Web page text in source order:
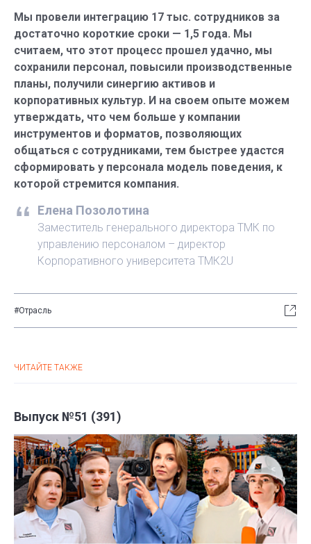
Мы провели интеграцию 17 тыс. сотрудников за
достаточно короткие сроки — 1,5 года. Мы
считаем, что этот процесс прошел удачно, мы
сохранили персонал, повысили производственные
планы, получили синергию активов и
корпоративных культур. И на своем опыте можем
утверждать, что чем больше у компании
инструментов и форматов, позволяющих
общаться с сотрудниками, тем быстрее удастся
сформировать у персонала модель поведения, к
которой стремится компания.
Елена Позолотина
Заместитель генерального директора ТМК по
управлению персоналом – директор
Корпоративного университета ТМК2U
#Отрасль
ЧИТАЙТЕ ТАКЖЕ
Выпуск №51 (391)